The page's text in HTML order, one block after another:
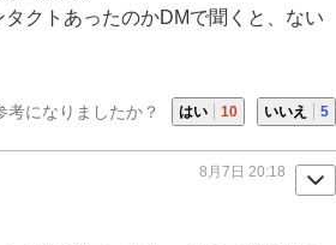
クトあったのかDMで聞くと、ない
考になりましたか？ はい 10 いいえ 5
8月7日 20:18